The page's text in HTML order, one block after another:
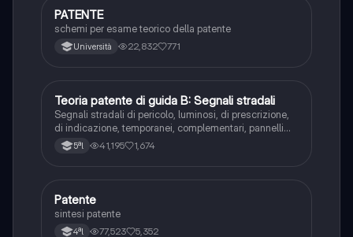
Altro
PATENTE
schemi per esame teorico della patente
Università 22,832 771
Ed. civ.
Teoria patente di guida B: Segnali stradali
Segnali stradali di pericolo, luminosi, di prescrizione,
di indicazione, temporanei, complementari, pannelli
integrativi, segnaletica orizzontale, segnalazioni
agenti del traffico, distanza di visibilità per l‘arresto,
5ªl 41,195 1,674
Altro
Patente
sintesi patente
4ªl 77,523 5,352